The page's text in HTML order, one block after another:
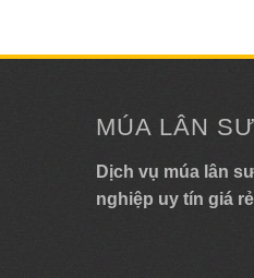
MÚA LÂN
Dịch vụ múa lân
nghiệp uy tín giá rẻ